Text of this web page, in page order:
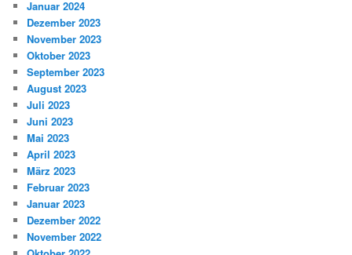
Januar 2024
Dezember 2023
November 2023
Oktober 2023
September 2023
August 2023
Juli 2023
Juni 2023
Mai 2023
April 2023
März 2023
Februar 2023
Januar 2023
Dezember 2022
November 2022